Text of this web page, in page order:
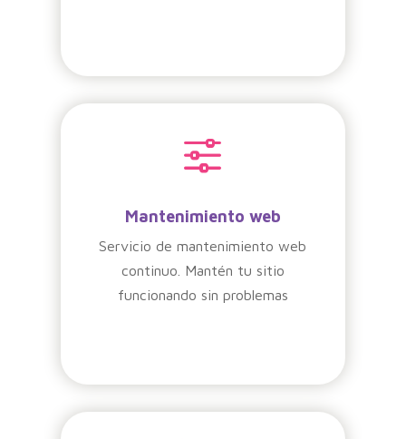
f
Mantenimiento web
Servicio de mantenimiento web
continuo. Mantén tu sitio
funcionando sin problemas